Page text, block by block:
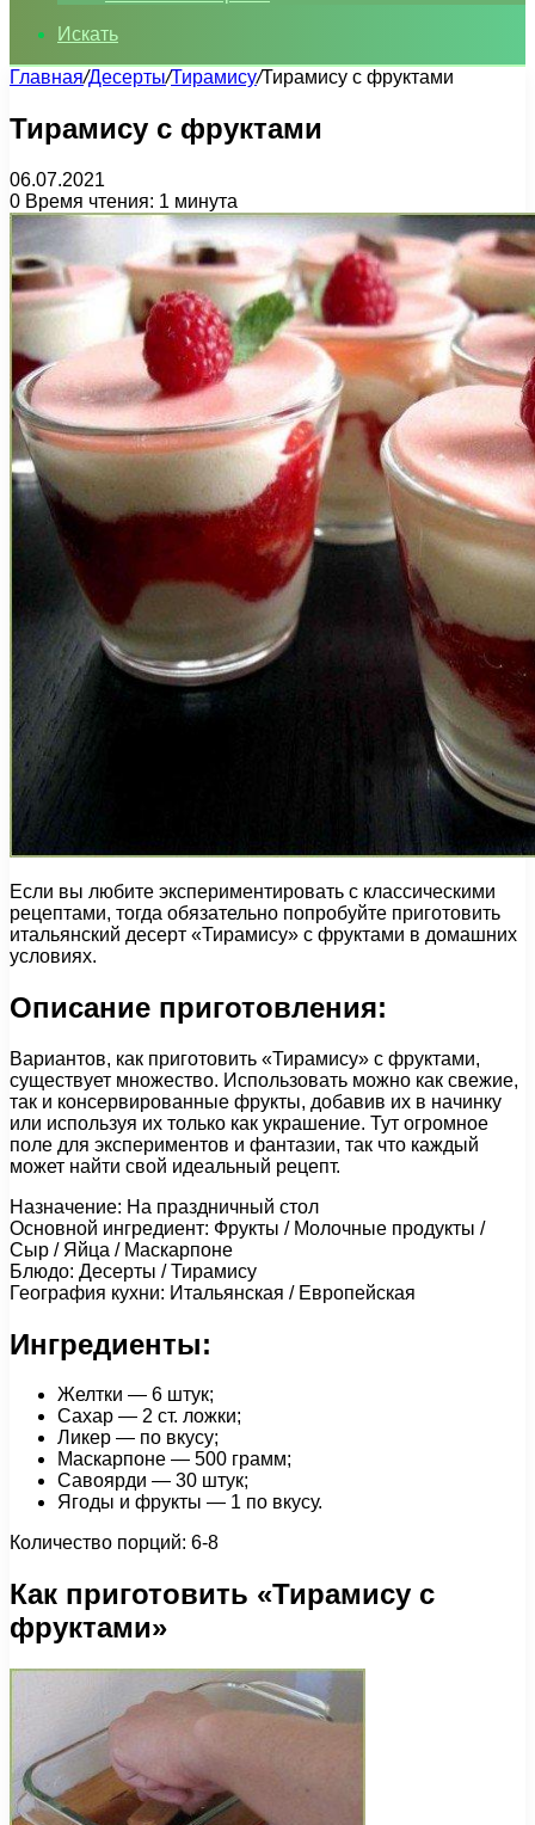
Искать
Главная/Десерты/Тирамису/Тирамису с фруктами
Тирамису с фруктами
06.07.2021
0 Время чтения: 1 минута
Если вы любите экспериментировать с классическими
рецептами, тогда обязательно попробуйте приготовить
итальянский десерт «Тирамису» с фруктами в домашних
условиях.
Описание приготовления:
Вариантов, как приготовить «Тирамису» с фруктами,
существует множество. Использовать можно как свежие,
так и консервированные фрукты, добавив их в начинку
или используя их только как украшение. Тут огромное
поле для экспериментов и фантазии, так что каждый
может найти свой идеальный рецепт.
Назначение: На праздничный стол
Основной ингредиент: Фрукты / Молочные продукты /
Сыр / Яйца / Маскарпоне
Блюдо: Десерты / Тирамису
География кухни: Итальянская / Европейская
Ингредиенты:
Желтки — 6 штук;
Сахар — 2 ст. ложки;
Ликер — по вкусу;
Маскарпоне — 500 грамм;
Савоярди — 30 штук;
Ягоды и фрукты — 1 по вкусу.
Количество порций: 6-8
Как приготовить «Тирамису с
фруктами»